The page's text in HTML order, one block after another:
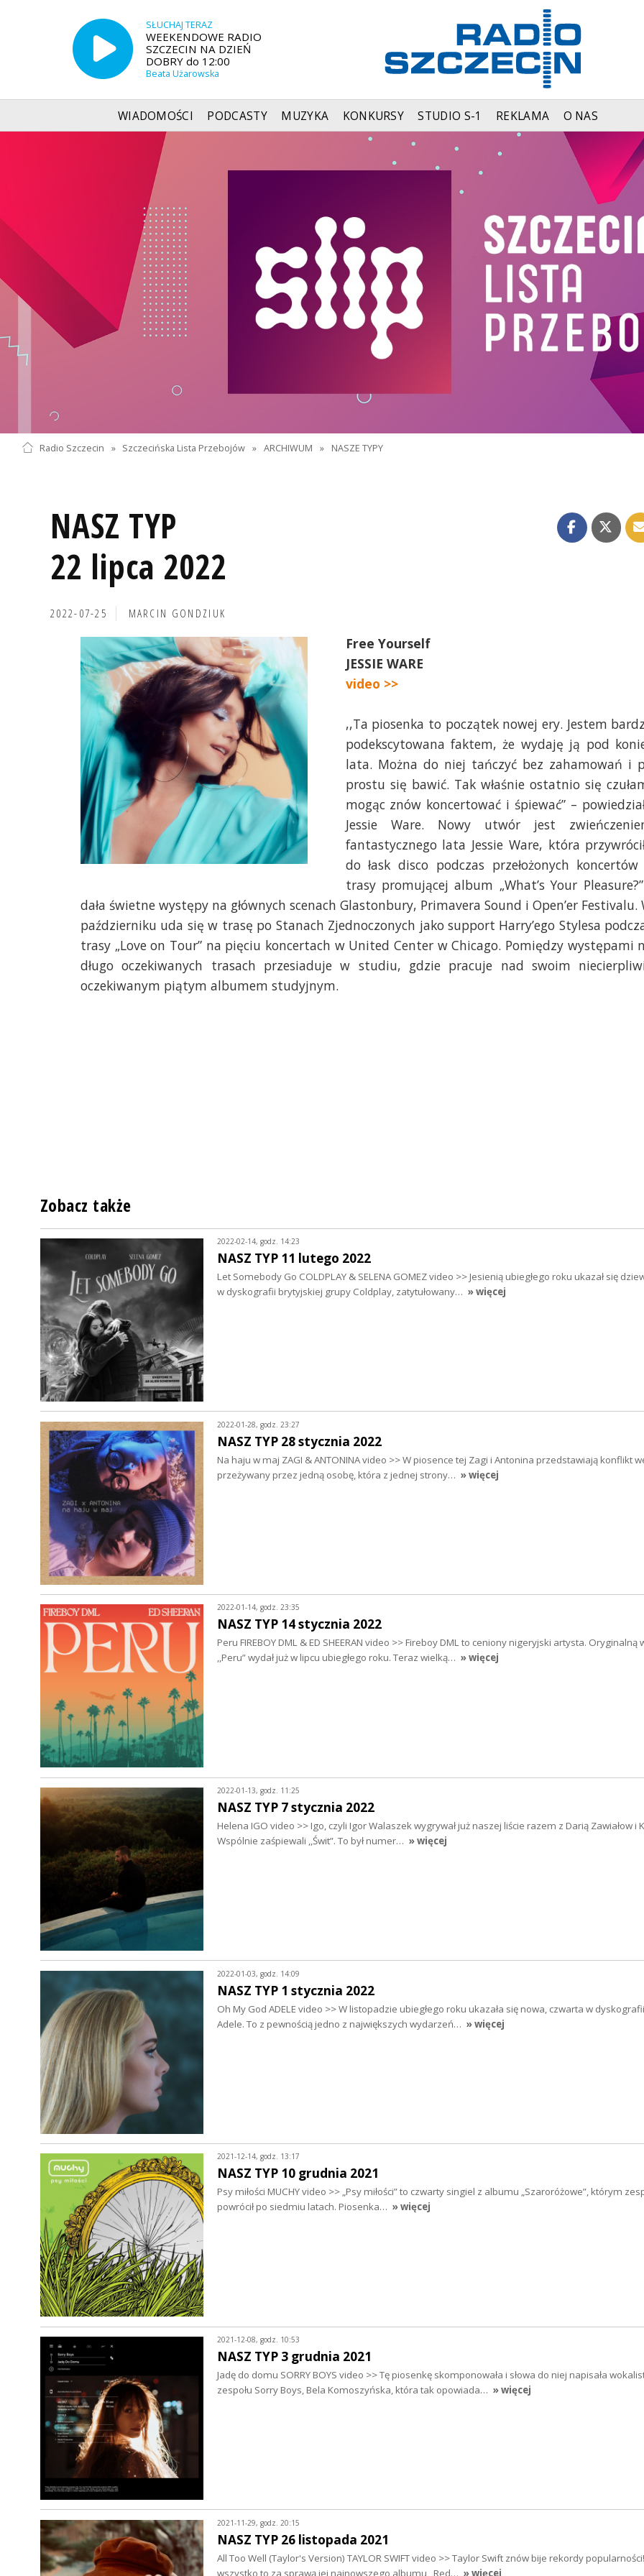
SŁUCHAJ TERAZ
WEEKENDOWE RADIO
SZCZECIN NA DZIEŃ
DOBRY do 12:00
Beata Użarowska
WIADOMOŚCI PODCASTY MUZYKA KONKURSY STUDIO S-1 REKLAMA O NAS
Radio Szczecin » Szczecińska Lista Przebojów » ARCHIWUM » NASZE TYPY
NASZ TYP
22 lipca 2022
2022-07-25 MARCIN GONDZIUK
Free Yourself
JESSIE WARE
video >>
,,Ta piosenka to początek nowej ery. Jestem
podekscytowana faktem, że wydaję ją pod
lata. Można do niej tańczyć bez zahamowań i
prostu się bawić. Tak właśnie ostatnio się
mogąc znów koncertować i śpiewać” –
Jessie Ware. Nowy utwór jest
fantastycznego lata Jessie Ware, która
do łask disco podczas przełożonych
trasy promującej album „What’s Your
dała świetne występy na głównych scenach Glastonbury, Primavera Sound i Open’er Festivalu.
październiku uda się w trasę po Stanach Zjednoczonych jako support Harry’ego Stylesa
trasy „Love on Tour” na pięciu koncertach w United Center w Chicago. Pomiędzy występami
długo oczekiwanych trasach przesiaduje w studiu, gdzie pracuje nad swoim
oczekiwanym piątym albumem studyjnym.
Zobacz także
2022-02-14, godz. 14:23
NASZ TYP 11 lutego 2022
Let Somebody Go COLDPLAY & SELENA GOMEZ video >> Jesienią ubiegłego roku ukazał się
w dyskografii brytyjskiej grupy Coldplay, zatytułowany… » więcej
2022-01-28, godz. 23:27
NASZ TYP 28 stycznia 2022
Na haju w maj ZAGI & ANTONINA video >> W piosence tej Zagi i Antonina przedstawiają konflikt
przeżywany przez jedną osobę, która z jednej strony… » więcej
2022-01-14, godz. 23:35
NASZ TYP 14 stycznia 2022
Peru FIREBOY DML & ED SHEERAN video >> Fireboy DML to ceniony nigeryjski artysta. Oryginalną
,,Peru” wydał już w lipcu ubiegłego roku. Teraz wielką… » więcej
2022-01-13, godz. 11:25
NASZ TYP 7 stycznia 2022
Helena IGO video >> Igo, czyli Igor Walaszek wygrywał już naszej liście razem z Darią Zawiałow i
Wspólnie zaśpiewali ,,Świt”. To był numer… » więcej
2022-01-03, godz. 14:09
NASZ TYP 1 stycznia 2022
Oh My God ADELE video >> W listopadzie ubiegłego roku ukazała się nowa, czwarta w
Adele. To z pewnością jedno z największych wydarzeń… » więcej
2021-12-14, godz. 13:17
NASZ TYP 10 grudnia 2021
Psy miłości MUCHY video >> „Psy miłości” to czwarty singiel z albumu „Szaroróżowe”, którym
powrócił po siedmiu latach. Piosenka… » więcej
2021-12-08, godz. 10:53
NASZ TYP 3 grudnia 2021
Jadę do domu SORRY BOYS video >> Tę piosenkę skomponowała i słowa do niej napisała
zespołu Sorry Boys, Bela Komoszyńska, która tak opowiada… » więcej
2021-11-29, godz. 20:15
NASZ TYP 26 listopada 2021
All Too Well (Taylor's Version) TAYLOR SWIFT video >> Taylor Swift znów bije rekordy
wszystko to za sprawą jej najnowszego albumu ,,Red… » więcej